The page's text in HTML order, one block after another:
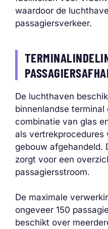
waardoor de
passagiersverkeer.
De luchthaven
binnenlandse
combinatie van glas
als vertrekprocedures
gebouw afgehandeld.
zorgt voor een
passagiersstroom.
De maximale
ongeveer 150
beschikt over